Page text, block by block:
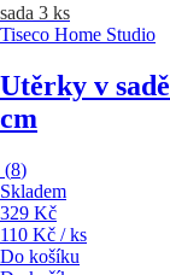
sada 3 ks
Tiseco Home Studio
Utěrky v sadě
cm
(8)
Skladem
329 Kč
110 Kč / ks
Do košíku